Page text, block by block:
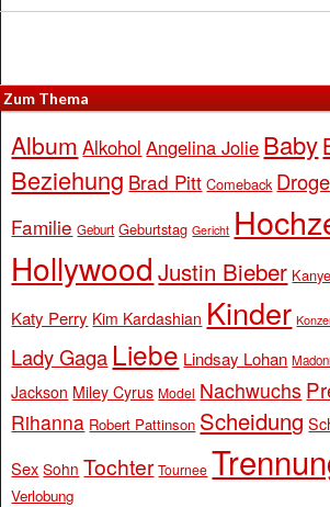
Zum Thema
Album Alkohol Angelina Jolie Baby
Beziehung Brad Pitt Comeback
Familie Geburt Geburtstag Gericht
Hollywood Justin Bieber
Katy Perry Kim Kardashian Kinder
Lady Gaga Liebe Lindsay Lohan
Jackson Miley Cyrus Model Nachwuchs
Rihanna Robert Pattinson Scheidung
Sex Sohn Tochter Tournee
Verlobung